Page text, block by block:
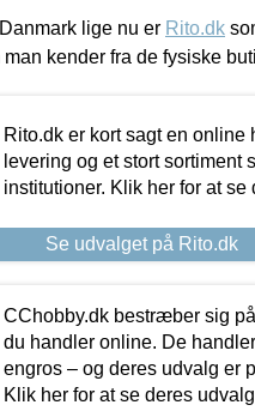
lige nu er Rito.dk
man kender fra de fysiske
Rito.dk er kort sagt en
levering og et stort
institutioner. Klik her for at se
Se udvalget på Rito.dk
CChobby.dk bestræber sig
du handler online. De
engros – og deres udvalg er
Klik her for at se deres